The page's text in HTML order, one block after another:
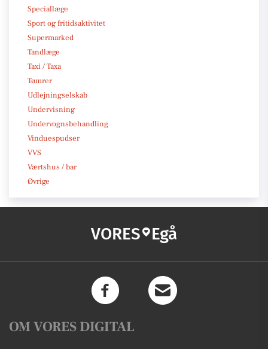
Speciallæge
Sport og fritidsaktivitet
Supermarked
Tandlæge
Taxi / Taxa
Tømrer
Udlejningselskab
Undervisning
Undervognsbehandling
Vinduespudser
VVS
Værtshus / bar
Øvrige
VORES Egå
OM VORES DIGITAL